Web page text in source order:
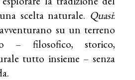
scelta naturale. Quasi:
su un terreno
– filosofico, storico,
tutto insieme – senza